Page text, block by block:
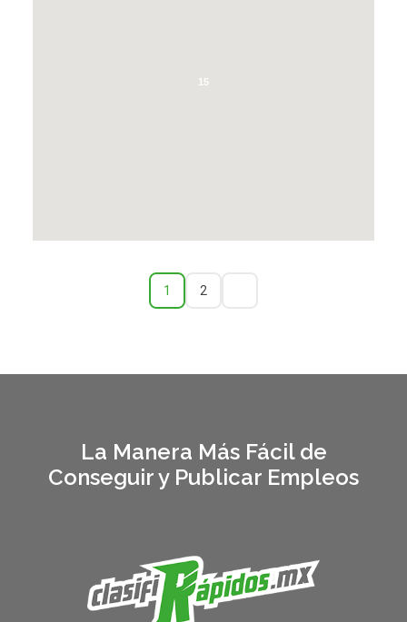
15
1 2
La Manera Más Fácil de
Conseguir y Publicar Empleos